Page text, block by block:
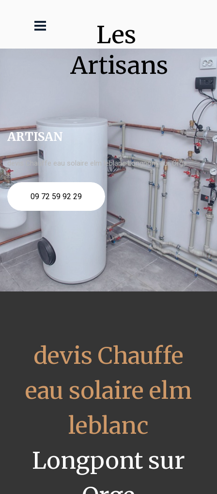
Les
Artisans
ARTISAN
devis Chauffe eau solaire elm leblanc Longpont sur Orge
09 72 59 92 29
devis Chauffe
eau solaire elm
leblanc
Longpont sur